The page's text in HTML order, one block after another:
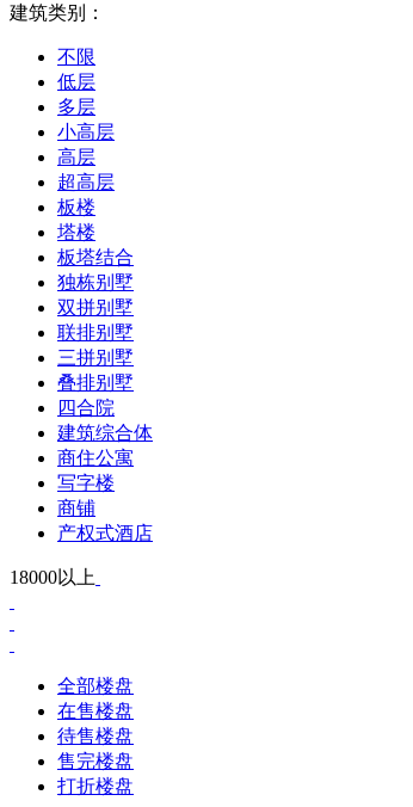
建筑类别：
不限
低层
多层
小高层
高层
超高层
板楼
塔楼
板塔结合
独栋别墅
双拼别墅
联排别墅
三拼别墅
叠排别墅
四合院
建筑综合体
商住公寓
写字楼
商铺
产权式酒店
18000以上
全部楼盘
在售楼盘
待售楼盘
售完楼盘
打折楼盘